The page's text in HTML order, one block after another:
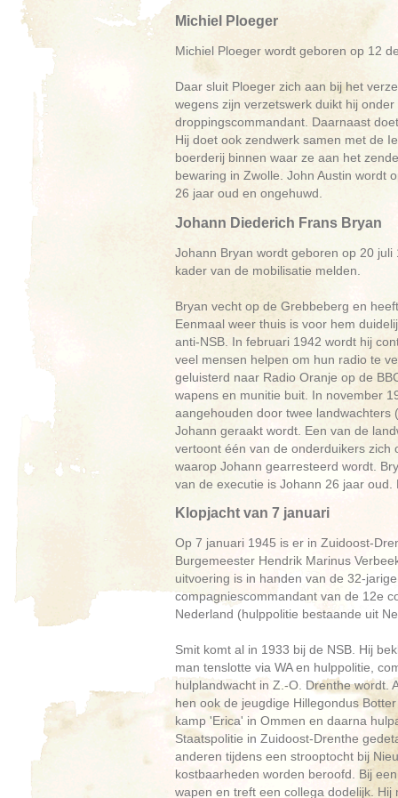
Michiel Ploeger
Michiel Ploeger wordt geboren op 12
Daar sluit Ploeger zich aan bij het
wegens zijn verzetswerk duikt hij
droppingscommandant. Daarnaast
Hij doet ook zendwerk samen met de
boerderij binnen waar ze aan het
bewaring in Zwolle. John Austin wordt
26 jaar oud en ongehuwd.
Johann Diederich Frans Bryan
Johann Bryan wordt geboren op 20
kader van de mobilisatie melden.
Bryan vecht op de Grebbeberg en
Eenmaal weer thuis is voor hem
anti-NSB. In februari 1942 wordt hij
veel mensen helpen om hun radio te
geluisterd naar Radio Oranje op de
wapens en munitie buit. In november
aangehouden door twee
Johann geraakt wordt. Een van de
vertoont één van de onderduikers
waarop Johann gearresteerd wordt.
van de executie is Johann 26 jaar
Klopjacht van 7 januari
Op 7 januari 1945 is er in Zuidoost-
Burgemeester Hendrik Marinus
uitvoering is in handen van de 32-
compagniescommandant van de 12e
Nederland (hulppolitie bestaande uit
Smit komt al in 1933 bij de NSB. Hij
man tenslotte via WA en hulppolitie,
hulplandwacht in Z.-O. Drenthe wordt.
hen ook de jeugdige Hillegondus
kamp 'Erica' in Ommen en daarna
Staatspolitie in Zuidoost-Drenthe
anderen tijdens een strooptocht bij
kostbaarheden worden beroofd. Bij
wapen en treft een collega dodelijk.